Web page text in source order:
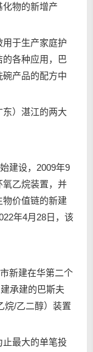
物的新增产
于生产家庭护
各种应用，巴
产品的配方中
）湛江的两大
建设，2009年9
氧乙烷装置，并
价值链的新建
年4月28日，该
新建在华第二个
承建的巴斯夫
烷/乙二醇）装置
最大的单笔投